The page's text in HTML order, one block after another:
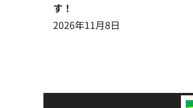
す！
2026年11月8日